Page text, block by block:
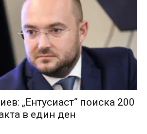
„Ентусиаст“ поиска 200
в един ден